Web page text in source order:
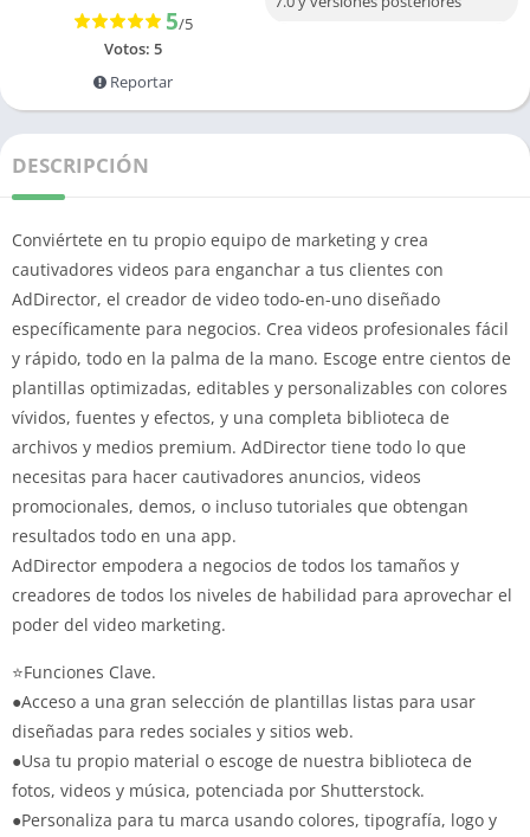
5/5
Votos: 5
Reportar
DESCRIPCIÓN
Conviértete en tu propio equipo de marketing y crea
cautivadores videos para enganchar a tus clientes con
AdDirector, el creador de video todo-en-uno diseñado
específicamente para negocios. Crea videos profesionales fácil
y rápido, todo en la palma de la mano. Escoge entre cientos de
plantillas optimizadas, editables y personalizables con colores
vívidos, fuentes y efectos, y una completa biblioteca de
archivos y medios premium. AdDirector tiene todo lo que
necesitas para hacer cautivadores anuncios, videos
promocionales, demos, o incluso tutoriales que obtengan
resultados todo en una app.
AdDirector empodera a negocios de todos los tamaños y
creadores de todos los niveles de habilidad para aprovechar el
poder del video marketing.
⭐Funciones Clave.
●Acceso a una gran selección de plantillas listas para usar
diseñadas para redes sociales y sitios web.
●Usa tu propio material o escoge de nuestra biblioteca de
fotos, videos y música, potenciada por Shutterstock.
●Personaliza para tu marca usando colores, tipografía, logo y